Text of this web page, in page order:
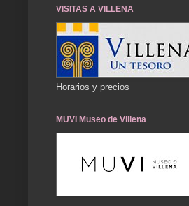
VISITAS A VILLENA
Horarios y precios
MUVI Museo de Villena